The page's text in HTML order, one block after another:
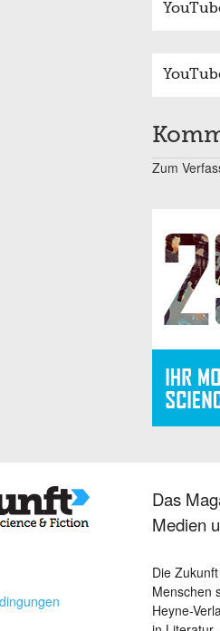
Zum
Das
Medien
Die
Menschen
Heyne-